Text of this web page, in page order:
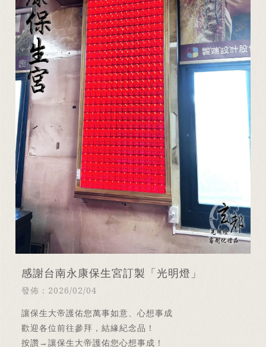
感謝台南永康保生宮訂製「光明燈」
發佈：2026/02/04
讓保生大帝護佑您萬事如意、心想事成
歡迎各位前往參拜，結緣紀念品！
按讚→讓保生大帝護佑您心想事成！